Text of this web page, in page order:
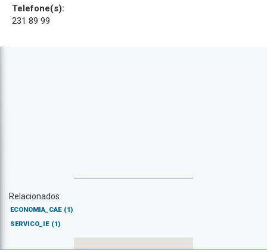
Telefone(s):
231 89 99
Relacionados
ECONOMIA_CAE (1)
SERVICO_IE (1)